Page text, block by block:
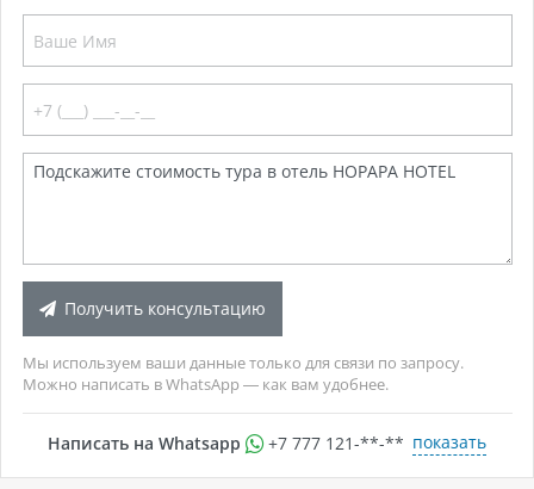
Получить консультацию
Мы используем ваши данные только для связи по запросу.
Можно написать в WhatsApp — как вам удобнее.
Написать на Whatsapp +7 777 121-**-** показать